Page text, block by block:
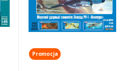
Promocja